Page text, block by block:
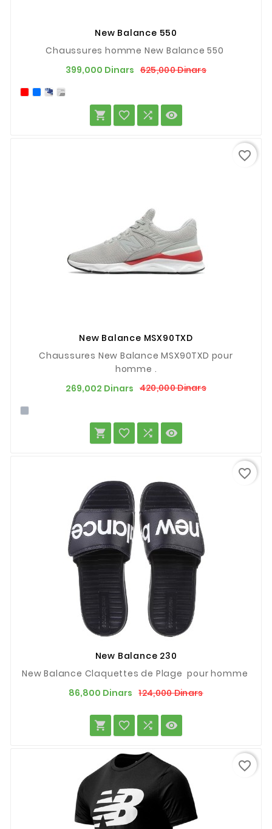
New Balance 550
Chaussures homme New Balance 550
399,000 Dinars 625,000 DinarsPrix
Prix
   
New Balance MSX90TXD
Chaussures New Balance MSX90TXD pour
homme .
269,002 Dinars 420,000 DinarsPrix
Prix
   
favorite_border
New Balance 230
New Balance Claquettes de Plage pour homme
86,800 Dinars 124,000 DinarsPrix
Prix
   
favorite_border
favorite_border